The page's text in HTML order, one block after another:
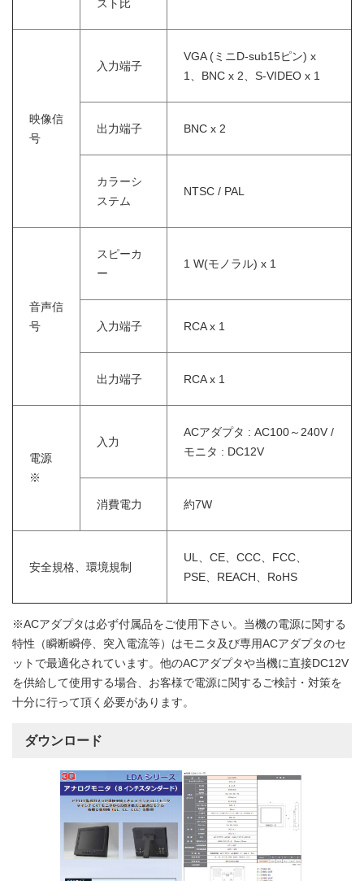
スト比
映像信
号
入力端子
VGA (ミニD-sub15ピン) x
1、BNC x 2、S-VIDEO x 1
出力端子 BNC x 2
カラーシ
ステム
NTSC / PAL
音声信
号
スピーカ
ー
1 W(モノラル) x 1
入力端子 RCA x 1
出力端子 RCA x 1
電源
※
入力
ACアダプタ : AC100～240V /
モニタ : DC12V
消費電力 約7W
安全規格、環境規制
UL、CE、CCC、FCC、
PSE、REACH、RoHS
※ACアダプタは必ず付属品をご使用下さい。当機の電源に関する
特性（瞬断瞬停、突入電流等）はモニタ及び専用ACアダプタのセ
ットで最適化されています。他のACアダプタや当機に直接DC12V
を供給して使用する場合、お客様で電源に関するご検討・対策を
十分に行って頂く必要があります。
ダウンロード